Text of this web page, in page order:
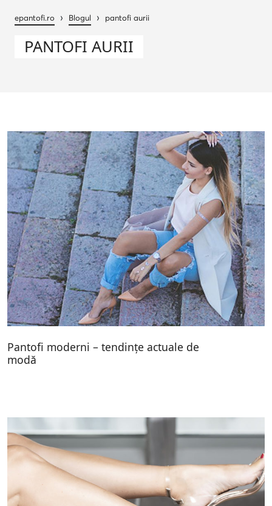
epantofi.ro › Blogul › pantofi aurii
PANTOFI AURII
Pantofi moderni – tendințe actuale de
modă